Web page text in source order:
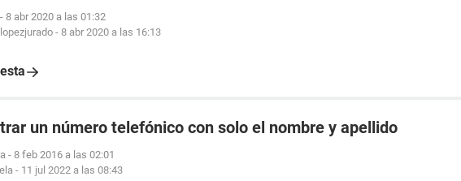
- 8 abr 2020 a las 01:32
- 8 abr 2020 a las 16:13
un número telefónico con solo el nombre y apellido
- 8 feb 2016 a las 02:01
- 11 jul 2022 a las 08:43